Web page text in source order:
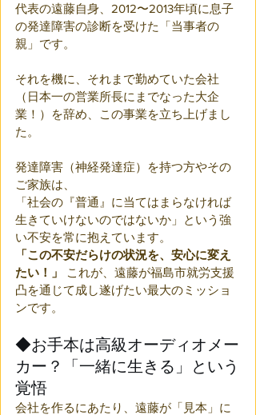
代表の遠藤自身、2012〜2013年頃に息子
の発達障害の診断を受けた「当事者の
親」です。
それを機に、それまで勤めていた会社
（日本一の営業所長にまでなった大企
業！）を辞め、この事業を立ち上げまし
た。
発達障害（神経発達症）を持つ方やその
ご家族は、
「社会の『普通』に当てはまらなければ
生きていけないのではないか」という強
い不安を常に抱えています。
「この不安だらけの状況を、安心に変え
たい！」
これが、遠藤が福島市就労支援
凸を通じて成し遂げたい最大のミッショ
ンです。
◆お手本は高級オーディオメー
カー？「一緒に生きる」という
覚悟
会社を作るにあたり、遠藤が「見本」に